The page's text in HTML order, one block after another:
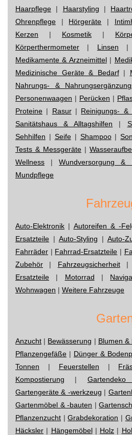
Haarpflege | Haarstyling |
Ohrenpflege | Hörgeräte |
Kerzen | Kosmetik |
Körperthermometer | Linsen |
Medikamente & Arzneimittel|
Medizinische Geräte & Bedarf|
Nahrungs- &
Personenwaagen | Perücken |
Proteine | Rasur| Reinigungs- &
Sanitätshaus & Alltagshilfen |
Sehhilfen | Seife| Shampoo|
Tests & Messgeräte |
Wellness |Wundversorgung &
Mundpflege
Auto-Elektronik | Autoreifen & -
Ersatzteile | Auto-Styling | Auto-
Fahrräder | Fahrrad-Ersatzteile |
Zubehör | Fahrzeugsicherheit|
Ersatzteile | Motorrad |
Wohnwagen | Weitere Fahrzeuge
Anzucht | Bewässerung | Blumen &
Pflanzengefäße | Dünger &
Tonnen | Feuerstellen |
Kompostierung |
Gartengeräte & -werkzeug |
Gartenmöbel & -bauten |
Pflanzenzucht |Grabdekoration |
Häcksler | Hängemöbel| Holz |